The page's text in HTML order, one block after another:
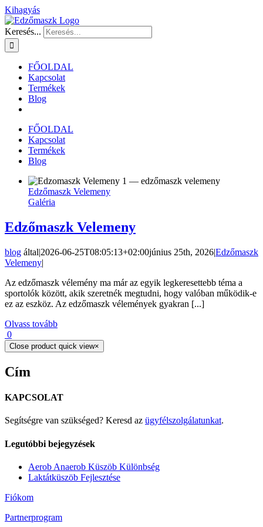
Kihagyás
Keresés...
FŐOLDAL
Kapcsolat
Termékek
Blog
FŐOLDAL
Kapcsolat
Termékek
Blog
Edzőmaszk Velemeny
Galéria
Edzőmaszk Velemeny
blog által|2026-06-25T08:05:13+02:00június 25th, 2026|Edzőmaszk
Velemeny|
Az edzőmaszk vélemény ma már az egyik legkeresettebb téma a
sportolók között, akik szeretnék megtudni, hogy valóban működik-e
ez az eszköz. Az edzőmaszk vélemények gyakran [...]
Olvass tovább
0
Close product quick view×
Cím
KAPCSOLAT
Segítségre van szükséged? Keresd az ügyfélszolgálatunkat.
Legutóbbi bejegyzések
Aerob Anaerob Küszöb Különbség
Laktátküszöb Fejlesztése
Fiókom
Partnerprogram